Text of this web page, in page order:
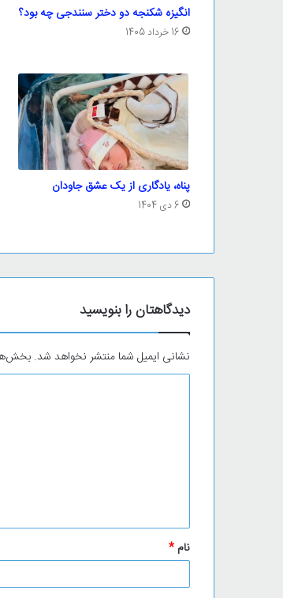
انگیزه شکنجه دو دختر سنندجی چه بود؟
16 خرداد 1405
پناه، یادگاری از یک عشق جاودان
6 دی 1404
دیدگاهتان را بنویسید
نشانی ایمیل شما منتشر نخواهد شد.
*
نام *